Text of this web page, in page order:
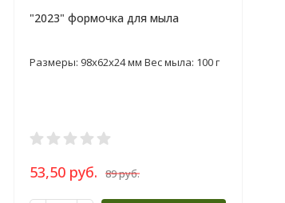
"2023" формочка для мыла
Размеры: 98x62x24 мм Вес мыла: 100 г
53,50 руб. 89 руб.